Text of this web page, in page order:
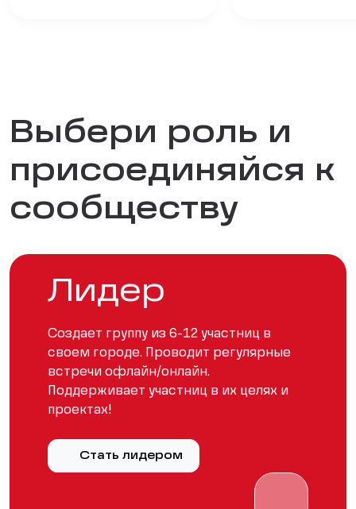
Выбери роль и
присоединяйся к
сообществу
Лидер
Создает группу из 6-12 участниц в
своем городе. Проводит регулярные
встречи офлайн/онлайн.
Поддерживает участниц в их целях и
проектах!
Стать лидером